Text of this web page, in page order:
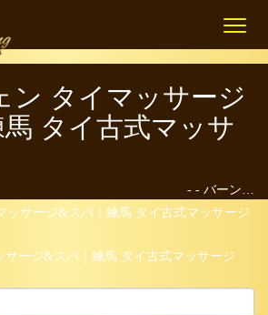
ン タイマッサージ
タイ古式マッサ
- - バーン…
サージ&スパ｜練馬 タイ古式マッサージ